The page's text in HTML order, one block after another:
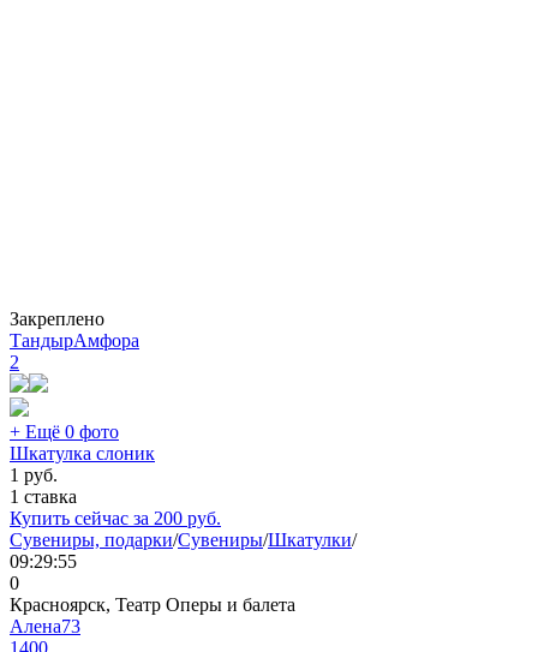
Закреплено
ТандырАмфора
2
+ Ещё 0 фото
Шкатулка слоник
1 руб.
1 ставка
Купить сейчас за 200 руб.
Сувениры, подарки/Сувениры/Шкатулки/
09:29:55
0
Красноярск, Театр Оперы и балета
Алена73